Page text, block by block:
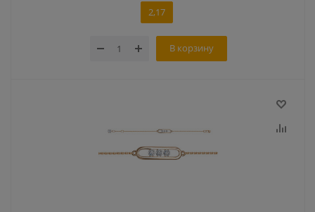
2,17
В корзину